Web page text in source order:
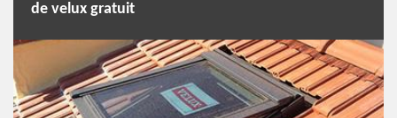
de velux gratuit